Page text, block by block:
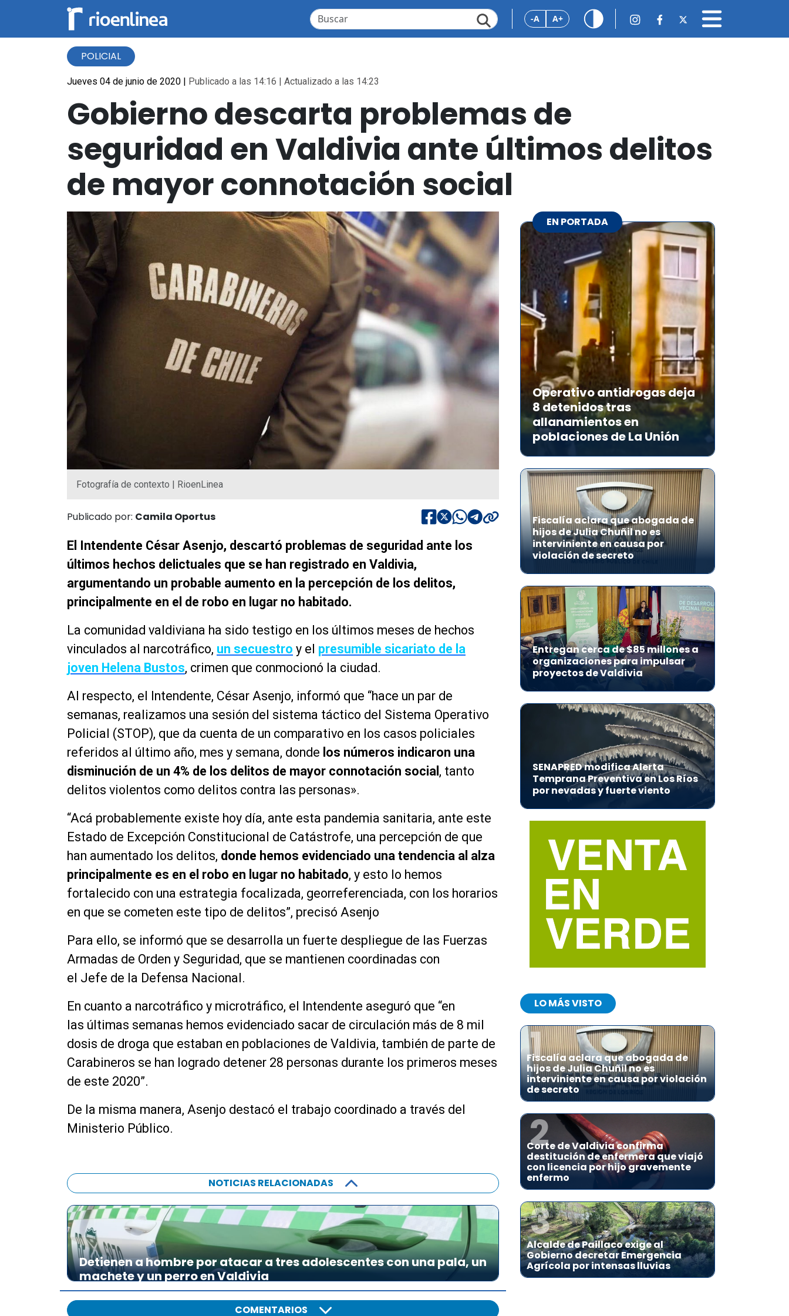
-A A+
POLICIAL
Jueves 04 de junio de 2020 | Publicado a las 14:16 | Actualizado a las 14:23
Gobierno descarta problemas de
seguridad en Valdivia ante últimos delitos
de mayor connotación social
Fotografía de contexto | RioenLinea
Publicado por: Camila Oportus
El Intendente César Asenjo, descartó problemas de seguridad ante los
últimos hechos delictuales que se han registrado en Valdivia,
argumentando un probable aumento en la percepción de los delitos,
principalmente en el de robo en lugar no habitado.
La comunidad valdiviana ha sido testigo en los últimos meses de hechos
vinculados al narcotráfico, un secuestro y el presumible sicariato de la
joven Helena Bustos, crimen que conmocionó la ciudad.
Al respecto, el Intendente, César Asenjo, informó que “hace un par de
semanas, realizamos una sesión del sistema táctico del Sistema Operativo
Policial (STOP), que da cuenta de un comparativo en los casos policiales
referidos al último año, mes y semana, donde los números indicaron una
disminución de un 4% de los delitos de mayor connotación social , tanto
delitos violentos como delitos contra las personas».
“Acá probablemente existe hoy día, ante esta pandemia sanitaria, ante este
Estado de Excepción Constitucional de Catástrofe, una percepción de que
han aumentado los delitos, donde hemos evidenciado una tendencia al alza
principalmente es en el robo en lugar no habitado, y esto lo hemos
fortalecido con una estrategia focalizada, georreferenciada, con los horarios
en que se cometen este tipo de delitos”, precisó Asenjo
Para ello, se informó que se desarrolla un fuerte despliegue de las Fuerzas
Armadas de Orden y Seguridad, que se mantienen coordinadas con
el Jefe de la Defensa Nacional.
En cuanto a narcotráfico y microtráfico, el Intendente aseguró que “en
las últimas semanas hemos evidenciado sacar de circulación más de 8 mil
dosis de droga que estaban en poblaciones de Valdivia, también de parte de
Carabineros se han logrado detener 28 personas durante los primeros meses
de este 2020”.
De la misma manera, Asenjo destacó el trabajo coordinado a través del
Ministerio Público.
NOTICIAS RELACIONADAS
Detienen a hombre por atacar a tres adolescentes con una pala, un
machete y un perro en Valdivia
COMENTARIOS
EN PORTADA
Operativo antidrogas deja
8 detenidos tras
allanamientos en
poblaciones de La Unión
Fiscalía aclara que abogada de
hijos de Julia Chuñil no es
interviniente en causa por
violación de secreto
Entregan cerca de $85 millones a
organizaciones para impulsar
proyectos de Valdivia
SENAPRED modifica Alerta
Temprana Preventiva en Los Ríos
por nevadas y fuerte viento
LO MÁS VISTO
1
Fiscalía aclara que abogada de
hijos de Julia Chuñil no es
interviniente en causa por violación
de secreto
2
Corte de Valdivia confirma
destitución de enfermera que viajó
con licencia por hijo gravemente
enfermo
3
Alcalde de Paillaco exige al
Gobierno decretar Emergencia
Agrícola por intensas lluvias